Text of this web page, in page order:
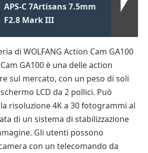
APS-C 7Artisans 7.5mm
F2.8 Mark III
di WOLFANG Action Cam GA100
GA100 è una delle action
sul mercato, con un peso di soli
LCD da 2 pollici. Può
risoluzione 4K a 30 fotogrammi al
di un sistema di stabilizzazione
Gli utenti possono
con un telecomando da